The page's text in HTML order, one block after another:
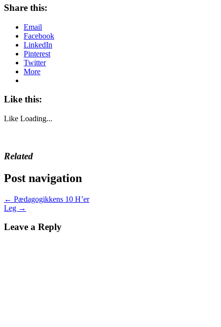
Share this:
Email
Facebook
LinkedIn
Pinterest
Twitter
More
Like this:
Like Loading...
Related
Post navigation
← Pædagogikkens 10 H’er
Leg →
Leave a Reply